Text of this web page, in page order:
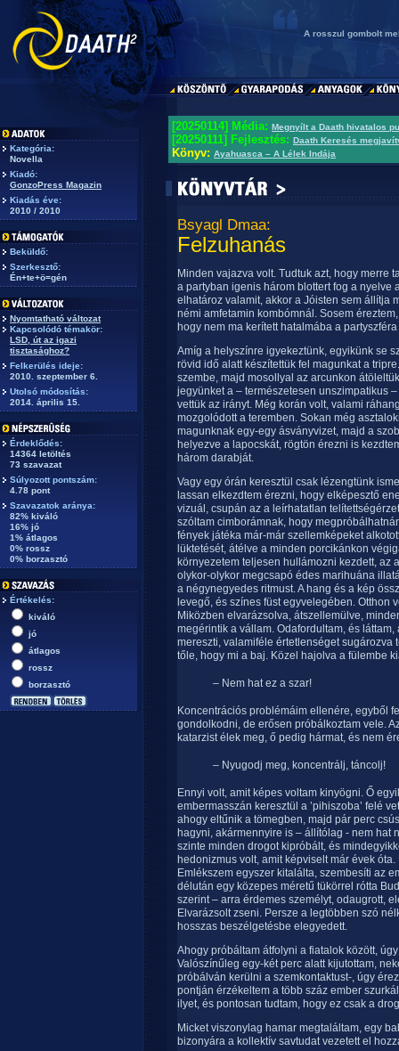
A rosszul gombolt
Kategória:
Novella
Kiadó:
GonzoPress Magazin
Kiadás éve:
2010 / 2010
Beküldő:
Szerkesztő:
Én+te+ö=gén
Nyomtatható változat
Kapcsolódó témakör:
LSD, út az igazi
tisztasághoz?
Felkerülés ideje:
2010. szeptember 6.
Utolsó módosítás:
2014. április 15.
Érdeklődés:
14364 letöltés
73 szavazat
Súlyozott pontszám:
4.78 pont
Szavazatok aránya:
82% kiváló
16% jó
1% átlagos
0% rossz
0% borzasztó
Értékelés:
kiváló
jó
átlagos
rossz
borzasztó
[20250114] Média: Megnyílt a Daath hivatalos
[20250111] Fejlesztés: Daath Keresés
Könyv: Ayahuasca – A Lélek Indája
Bsyagl Dmaa:
Felzuhanás
Minden vajazva volt. Tudtuk azt, hogy merre
a partyban igenis három blottert fog a nyelve
elhatároz valamit, akkor a Jóisten sem állítja
némi amfetamin kombómnál. Sosem
hogy nem ma kerített hatalmába a
Amíg a helyszínre igyekeztünk, egyikünk se
rövid idő alatt készítettük fel magunkat a
szembe, majd mosollyal az arcunkon
jegyünket a – természetesen unszimpatikus
vettük az irányt. Még korán volt, valami
mozgolódott a teremben. Sokan még
magunknak egy-egy ásványvizet, majd a
helyezve a lapocskát, rögtön érezni is
három darabját.
Vagy egy órán keresztül csak lézengtünk
lassan elkezdtem érezni, hogy elképesztő
vizuál, csupán az a leírhatatlan
szóltam cimborámnak, hogy
fények játéka már-már szellemképeket
lüktetését, átélve a minden porcikánkon
környezetem teljesen hullámozni kezdett, az
olykor-olykor megcsapó édes marihuána
a négynegyedes ritmust. A hang és a kép
levegő, és színes füst egyvelegében. Otthon
Miközben elvarázsolva, átszellemülve,
megérintik a vállam. Odafordultam, és
mereszti, valamiféle értetlenséget
tőle, hogy mi a baj. Közel hajolva a fülembe
– Nem hat ez a szar!
Koncentrációs problémáim ellenére, egyből
gondolkodni, de erősen próbálkoztam vele.
katarzist élek meg, ő pedig hármat, és nem
– Nyugodj meg, koncentrálj, táncolj!
Ennyi volt, amit képes voltam kinyögni. Ő
embermasszán keresztül a ’pihiszoba’ felé
ahogy eltűnik a tömegben, majd pár perc
hagyni, akármennyire is – állítólag - nem hat
szinte minden drogot kipróbált, és
hedonizmus volt, amit képviselt már évek
Emlékszem egyszer kitalálta, szembesíti az
délután egy közepes méretű tükörrel rótta
szerint – arra érdemes személyt, odaugrott,
Elvarázsolt zseni. Persze a legtöbben szó
hosszas beszélgetésbe elegyedett.
Ahogy próbáltam átfolyni a fiatalok között,
Valószínűleg egy-két perc alatt kijutottam,
próbálván kerülni a szemkontaktust-, úgy
pontján érzékeltem a több száz ember
ilyet, és pontosan tudtam, hogy ez csak a
Micket viszonylag hamar megtaláltam, egy
bizonyára a kollektív savtudat vezetett el